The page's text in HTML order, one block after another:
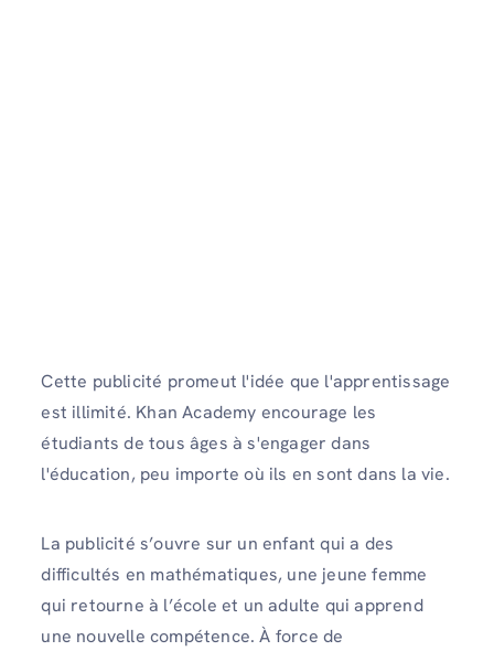
Cette publicité promeut l'idée que l'apprentissage
est illimité. Khan Academy encourage les
étudiants de tous âges à s'engager dans
l'éducation, peu importe où ils en sont dans la vie.
La publicité s’ouvre sur un enfant qui a des
difficultés en mathématiques, une jeune femme
qui retourne à l’école et un adulte qui apprend
une nouvelle compétence. À force de